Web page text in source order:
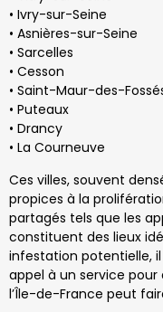
• Ivry-sur-Seine
• Asnières-sur-Seine
• Sarcelles
• Cesson
• Saint-Maur-des-
• Puteaux
• Drancy
• La Courneuve
Ces villes, souvent
propices à la
partagés tels que les
constituent des lieux
infestation potentielle,
appel à un service
l’Île-de-France peut